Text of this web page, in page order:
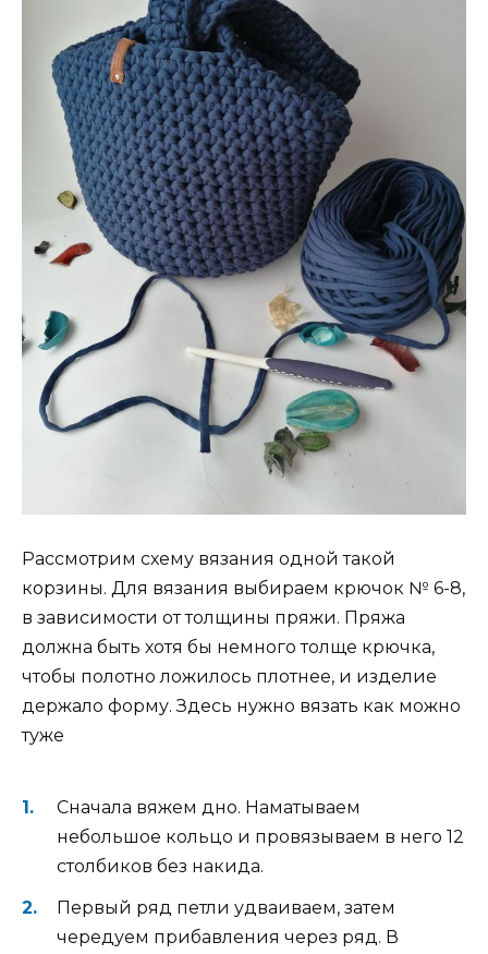
Рассмотрим схему вязания одной такой
корзины. Для вязания выбираем крючок № 6-8,
в зависимости от толщины пряжи. Пряжа
должна быть хотя бы немного толще крючка,
чтобы полотно ложилось плотнее, и изделие
держало форму. Здесь нужно вязать как можно
туже
Сначала вяжем дно. Наматываем
небольшое кольцо и провязываем в него 12
столбиков без накида.
Первый ряд петли удваиваем, затем
чередуем прибавления через ряд. В